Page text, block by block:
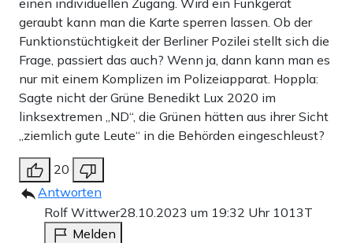
einen individuellen Zugang. Wird ein Funkgerät
geraubt kann man die Karte sperren lassen. Ob der
Funktionstüchtigkeit der Berliner Pozilei stellt sich die
Frage, passiert das auch? Wenn ja, dann kann man es
nur mit einem Komplizen im Polizeiapparat. Hoppla:
Sagte nicht der Grüne Benedikt Lux 2020 im
linksextremen „ND“, die Grünen hätten aus ihrer Sicht
„ziemlich gute Leute“ in die Behörden eingeschleust?
20
Antworten
Rolf Wittwer28.10.2023 um 19:32 Uhr 1013T
Melden